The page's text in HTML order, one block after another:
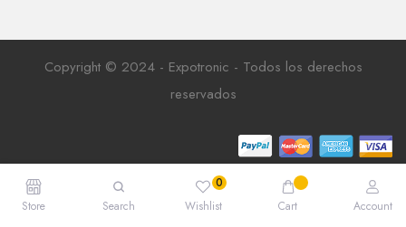
Copyright © 2024 - Expotronic - Todos los derechos
reservados
Store Search Wishlist Cart Account